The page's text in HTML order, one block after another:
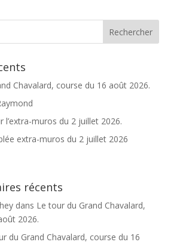
Chavalard, course du 16 août 2026.
l’extra-muros du 2 juillet 2026.
extra-muros du 2 juillet 2026
récents
dans Le tour du Grand Chavalard,
2026.
du Grand Chavalard, course du 16